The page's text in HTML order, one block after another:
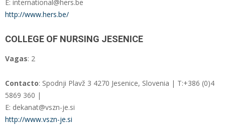
E: international@hers.be
http://www.hers.be/
COLLEGE OF NURSING JESENICE
Vagas: 2
Contacto: Spodnji Plavž 3 4270 Jesenice, Slovenia | T:+386 (0)4
5869 360 |
E: dekanat@vszn-je.si
http://www.vszn-je.si